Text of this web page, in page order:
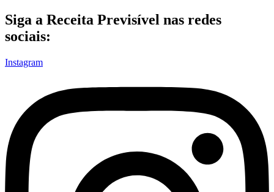
Siga a Receita Previsível nas redes
sociais:
Instagram